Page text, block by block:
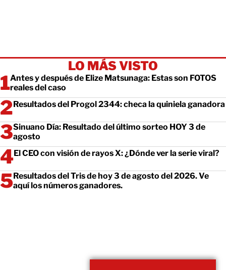
LO MÁS VISTO
Antes y después de Elize Matsunaga: Estas son FOTOS
reales del caso
Resultados del Progol 2344: checa la quiniela ganadora
Sinuano Día: Resultado del último sorteo HOY 3 de
agosto
El CEO con visión de rayos X: ¿Dónde ver la serie viral?
Resultados del Tris de hoy 3 de agosto del 2026. Ve
aquí los números ganadores.